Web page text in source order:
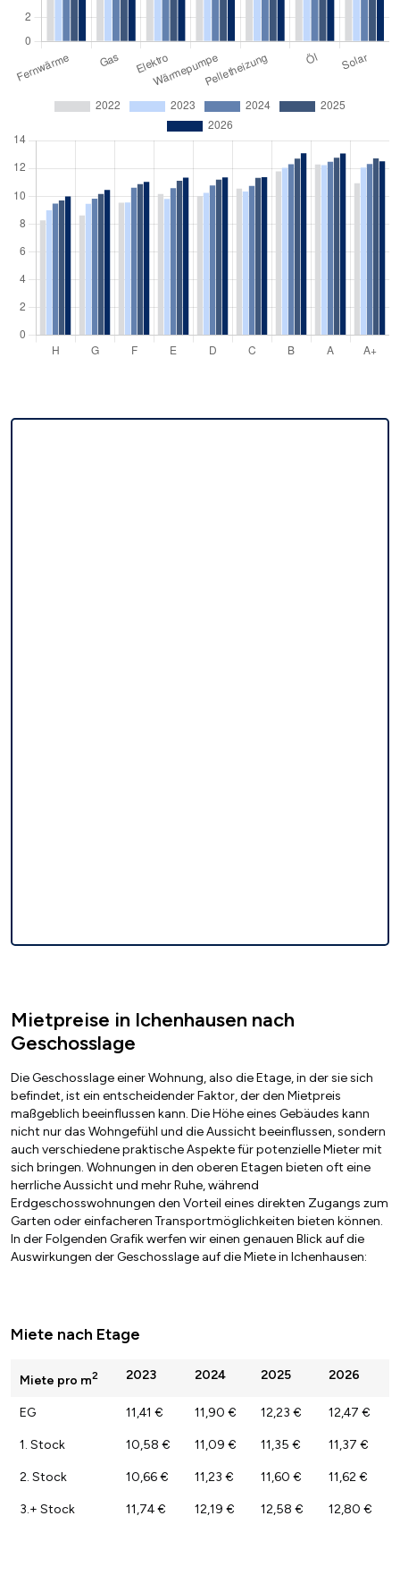
Mietpreise in Ichenhausen nach
Geschosslage
Die Geschosslage einer Wohnung, also die Etage, in der sie sich
befindet, ist ein entscheidender Faktor, der den Mietpreis
maßgeblich beeinflussen kann. Die Höhe eines Gebäudes kann
nicht nur das Wohngefühl und die Aussicht beeinflussen, sondern
auch verschiedene praktische Aspekte für potenzielle Mieter mit
sich bringen. Wohnungen in den oberen Etagen bieten oft eine
herrliche Aussicht und mehr Ruhe, während
Erdgeschosswohnungen den Vorteil eines direkten Zugangs zum
Garten oder einfacheren Transportmöglichkeiten bieten können.
In der Folgenden Grafik werfen wir einen genauen Blick auf die
Auswirkungen der Geschosslage auf die Miete in Ichenhausen:
Miete nach Etage
Miete pro m2 2023 2024 2025 2026
EG 11,41 € 11,90 € 12,23 € 12,47 €
1. Stock 10,58 € 11,09 € 11,35 € 11,37 €
2. Stock 10,66 € 11,23 € 11,60 € 11,62 €
3.+ Stock 11,74 € 12,19 € 12,58 € 12,80 €